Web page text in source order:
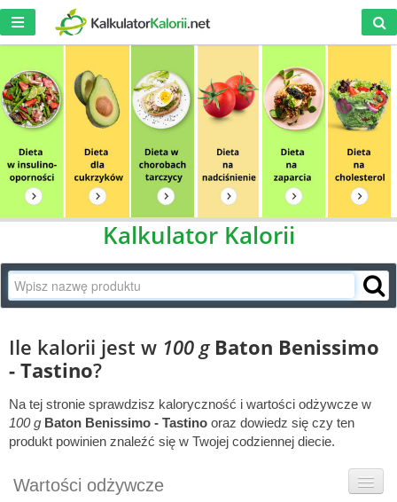
Kalkulator Kalorii
Ile kalorii jest w 100 g Baton Benissimo
- Tastino?
Na tej stronie sprawdzisz kaloryczność i wartości odżywcze w
100 g Baton Benissimo - Tastino oraz dowiedz się czy ten
produkt powinien znaleźć się w Twojej codziennej diecie.
Wartości odżywcze